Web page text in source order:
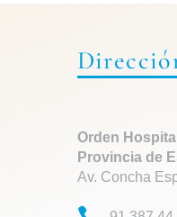
Orden
Provincia de
Av. Concha